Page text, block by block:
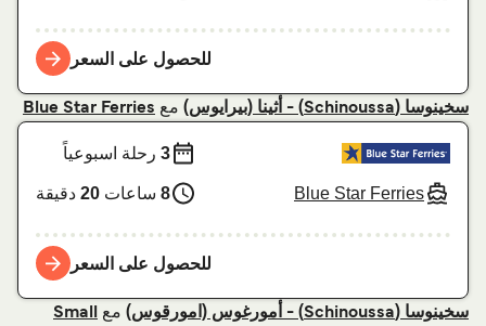
للحصول على السعر
سخينوسا (Schinoussa) - أثينا (بيرايوس) معBlue Star Ferries
Blue Star Ferries
3رحلة اسبوعياً
8 ساعات20دقيقة
للحصول على السعر
سخينوسا (Schinoussa) - أمورغوس (امورقوس) معSmall